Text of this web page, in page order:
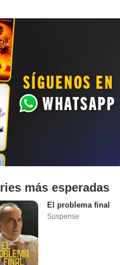
más esperadas
El problema final
Suspense